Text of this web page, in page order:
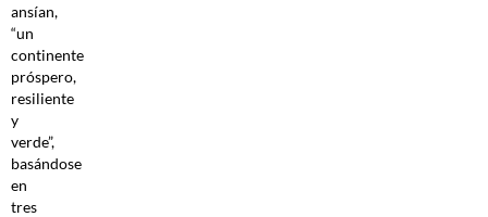
ansían,
“un
continente
próspero,
resiliente
y
verde”,
basándose
en
tres